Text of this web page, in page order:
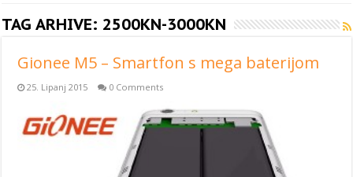
TAG ARHIVE: 2500KN-3000KN
Gionee M5 – Smartfon s mega baterijom
25. Lipanj 2015 0 Comments